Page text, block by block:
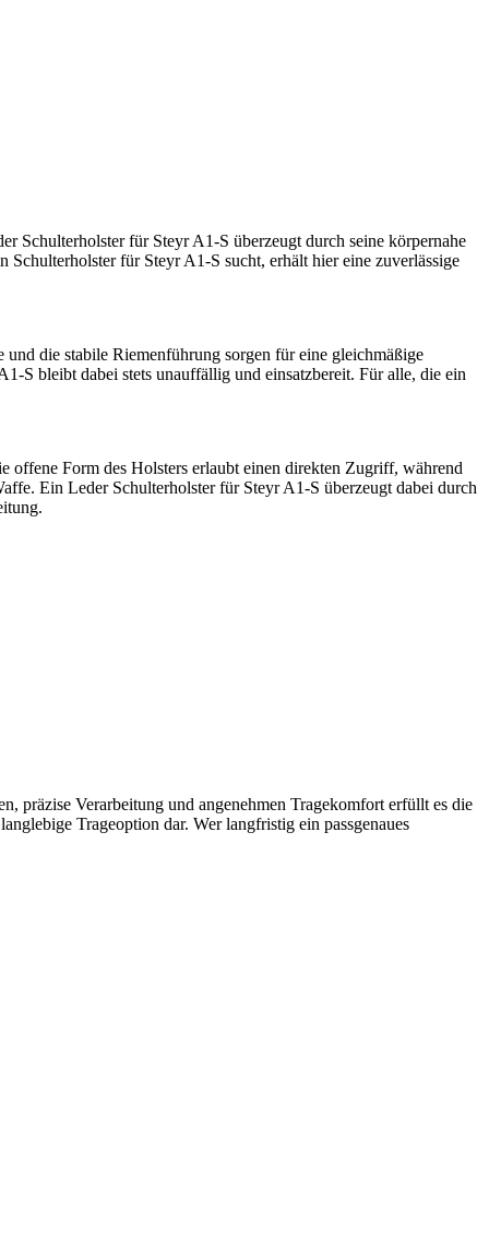
Schulterholster für Steyr A1-S überzeugt durch seine körpernahe
für Steyr A1-S sucht, erhält hier eine zuverlässige
die stabile Riemenführung sorgen für eine gleichmäßige
S bleibt dabei stets unauffällig und einsatzbereit. Für alle, die ein
offene Form des Holsters erlaubt einen direkten Zugriff, während
Ein Leder Schulterholster für Steyr A1-S überzeugt dabei durch
präzise Verarbeitung und angenehmen Tragekomfort erfüllt es die
Trageoption dar. Wer langfristig ein passgenaues